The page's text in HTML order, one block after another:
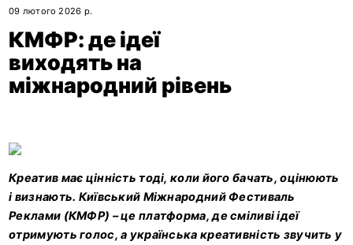
КМФР: де ідеї
виходять на
міжнародний рівень
09 лютого 2026 р.
Креатив має цінність тоді, коли його бачать, оцінюють
і визнають. Київський Міжнародний Фестиваль
Реклами (КМФР) – це платформа, де сміливі ідеї
отримують голос, а українська креативність звучить у